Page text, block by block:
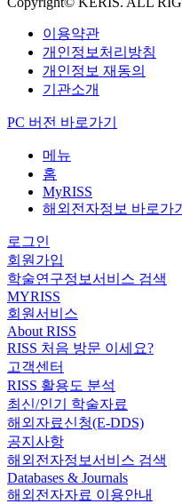
이용약관
개인정보처리방침
개인정보 재동의
기관소개
PC 버전 바로가기
메뉴
홈
MyRISS
해외전자정보 바로가기
로그인
회원가입
학술연구정보서비스 검색
MYRISS
회원서비스
About RISS
RISS 처음 방문 이세요?
고객센터
RISS 활용도 분석
최신/인기 학술자료
해외자료신청(E-DDS)
공지사항
해외전자정보서비스 검색
Databases & Journals
해외전자자료 이용안내